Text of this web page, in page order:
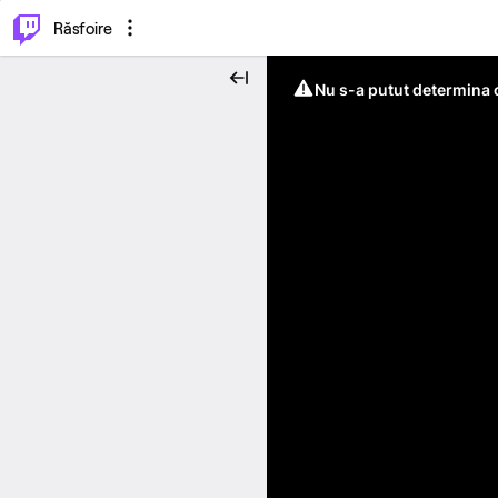
Răsfoire
Nu s-a putut